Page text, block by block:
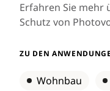
Erfahren Sie mehr
Schutz von
ZU DEN
Wohnbau